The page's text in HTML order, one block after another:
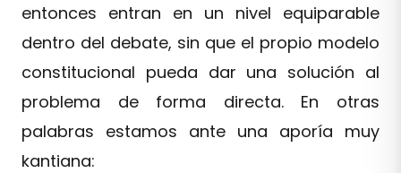
entonces entran en un nivel equiparable
dentro del debate, sin que el propio modelo
constitucional pueda dar una solución al
problema de forma directa. En otras
palabras estamos ante una aporía muy
kantiana: